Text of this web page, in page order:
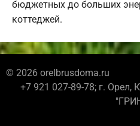
бюджетных до больших
коттеджей.
© 2026 orelbrusdoma.ru
+7 921 027-89-78; г. Орел,